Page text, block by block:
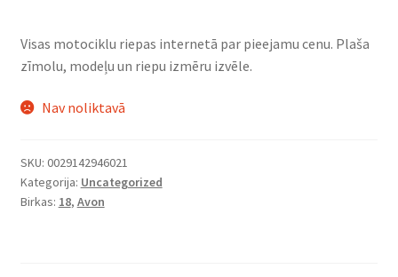
Visas motociklu riepas internetā par pieejamu cenu. Plaša
zīmolu, modeļu un riepu izmēru izvēle.
Nav noliktavā
SKU: 0029142946021
Kategorija: Uncategorized
Birkas: 18, Avon